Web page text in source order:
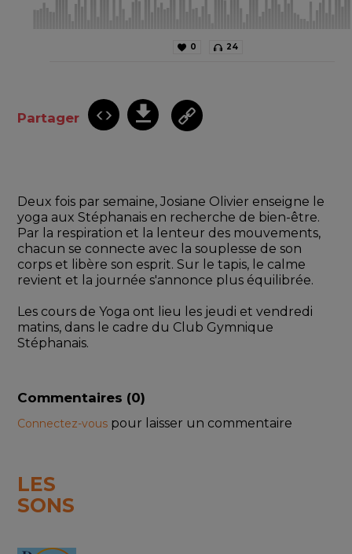
0 24
Partager
Deux fois par semaine, Josiane Olivier enseigne le
yoga aux Stéphanais en recherche de bien-être.
Par la respiration et la lenteur des mouvements,
chacun se connecte avec la souplesse de son
corps et libère son esprit. Sur le tapis, le calme
revient et la journée s'annonce plus équilibrée.
Les cours de Yoga ont lieu les jeudi et vendredi
matins, dans le cadre du Club Gymnique
Stéphanais.
Commentaires (0)
Connectez-vous pour laisser un commentaire
LES
SONS